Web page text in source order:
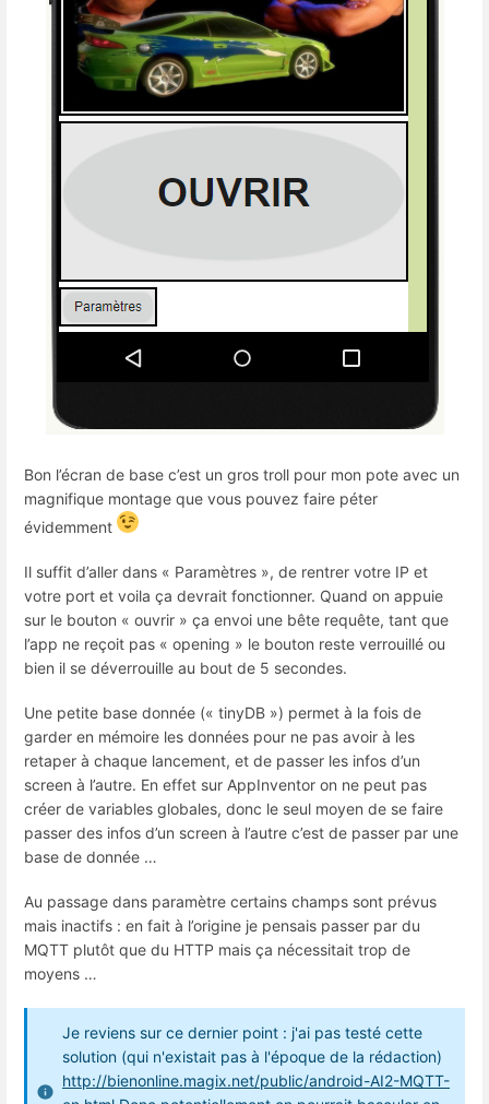
Bon l’écran de base c’est un gros troll pour mon pote avec un
magnifique montage que vous pouvez faire péter
évidemment
Il suffit d’aller dans « Paramètres », de rentrer votre IP et
votre port et voila ça devrait fonctionner. Quand on appuie
sur le bouton « ouvrir » ça envoi une bête requête, tant que
l’app ne reçoit pas « opening » le bouton reste verrouillé ou
bien il se déverrouille au bout de 5 secondes.
Une petite base donnée (« tinyDB ») permet à la fois de
garder en mémoire les données pour ne pas avoir à les
retaper à chaque lancement, et de passer les infos d’un
screen à l’autre. En effet sur AppInventor on ne peut pas
créer de variables globales, donc le seul moyen de se faire
passer des infos d’un screen à l’autre c’est de passer par une
base de donnée …
Au passage dans paramètre certains champs sont prévus
mais inactifs : en fait à l’origine je pensais passer par du
MQTT plutôt que du HTTP mais ça nécessitait trop de
moyens …
Je reviens sur ce dernier point : j'ai pas testé cette
solution (qui n'existait pas à l'époque de la rédaction)
http://bienonline.magix.net/public/android-AI2-MQTT-